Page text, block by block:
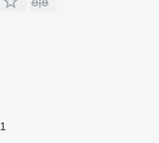
1